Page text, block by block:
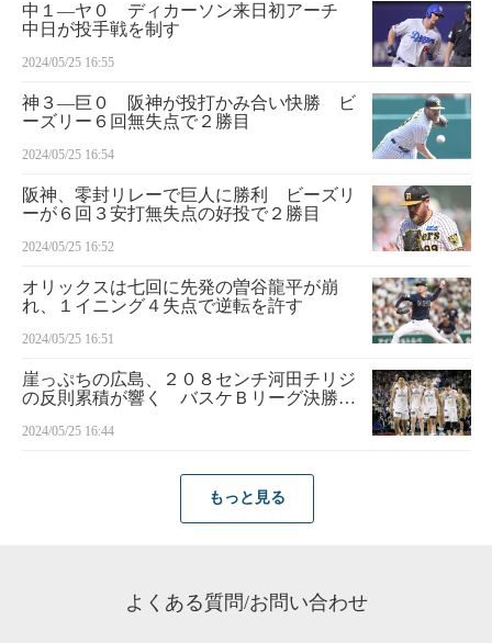
中１―ヤ０ ディカーソン来日初アーチ
中日が投手戦を制す
2024/05/25 16:55
神３―巨０ 阪神が投打かみ合い快勝 ビ
ーズリー６回無失点で２勝目
2024/05/25 16:54
阪神、零封リレーで巨人に勝利 ビーズリ
ーが６回３安打無失点の好投で２勝目
2024/05/25 16:52
オリックスは七回に先発の曽谷龍平が崩
れ、１イニング４失点で逆転を許す
2024/05/25 16:51
崖っぷちの広島、２０８センチ河田チリジ
の反則累積が響く バスケＢリーグ決勝第
2024/05/25 16:44
もっと見る
よくある質問/お問い合わせ